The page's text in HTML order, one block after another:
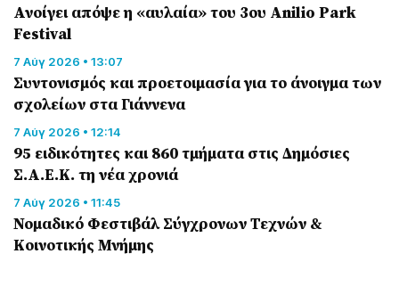
Ανοίγει απόψε η «αυλαία» του 3ου Anilio Park
Festival
7 Αύγ 2026 • 13:07
Συντονισμός και προετοιμασία για το άνοιγμα των
σχολείων στα Γιάννενα
7 Αύγ 2026 • 12:14
95 ειδικότητες και 860 τμήματα στις Δημόσιες
Σ.Α.Ε.Κ. τη νέα χρονιά
7 Αύγ 2026 • 11:45
Νομαδικό Φεστιβάλ Σύγχρονων Τεχνών &
Κοινοτικής Μνήμης